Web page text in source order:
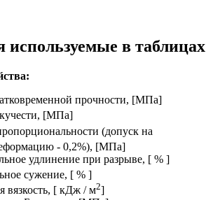
используемые в таблицах
прочности, [МПа]
[МПа]
(допуск на
- 0,2%), [МПа]
удлинение при разрыве, [ % ]
сужение, [ % ]
вязкость, [ кДж / м2]